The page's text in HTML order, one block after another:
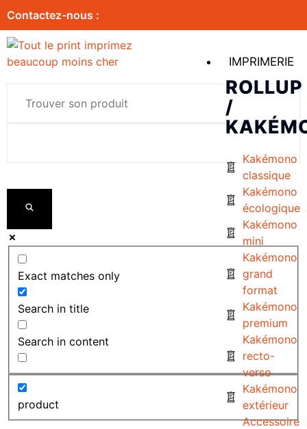
Contactez-nous :
IMPRIMERIE
ROLLUP
/
Kakémono
classique
Kakémono
écologique
Kakémono
mini
Kakémono
grand
format
Kakémono
premium
Kakémono
recto-
verso
Kakémono
extérieur
Accessoire
Exact matches only
Search in title
Search in content
product